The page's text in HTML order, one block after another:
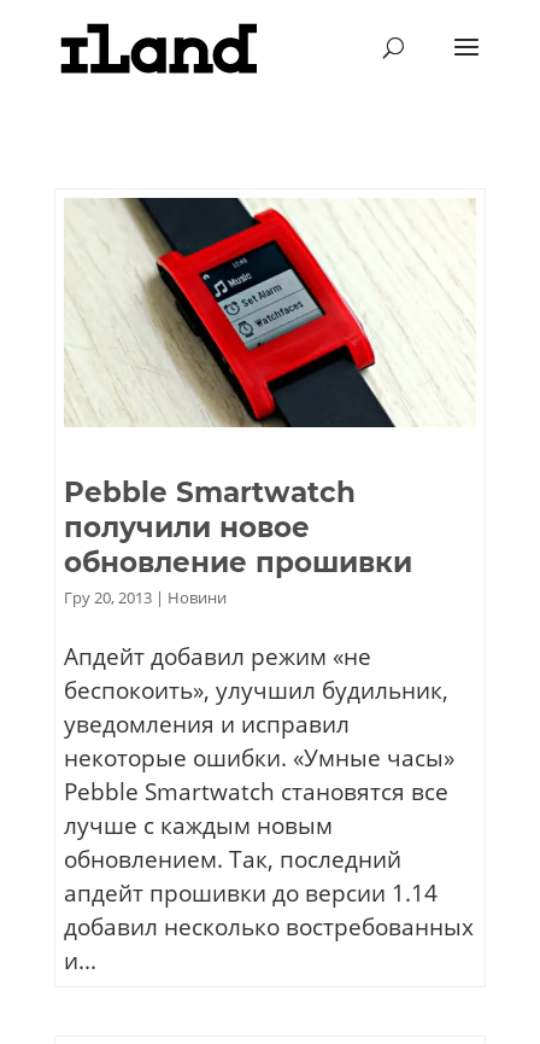
Pebble Smartwatch
получили новое
обновление прошивки
Гру 20, 2013| Новини
Апдейт добавил режим «не
беспокоить», улучшил будильник,
уведомления и исправил
некоторые ошибки. «Умные часы»
Pebble Smartwatch становятся все
лучше с каждым новым
обновлением. Так, последний
апдейт прошивки до версии 1.14
добавил несколько востребованных
и...